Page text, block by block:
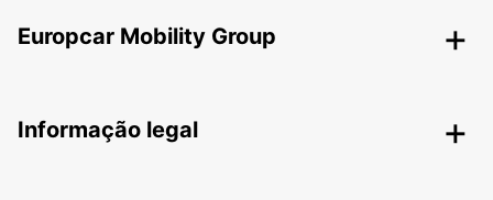
Europcar Mobility Group
Informação legal